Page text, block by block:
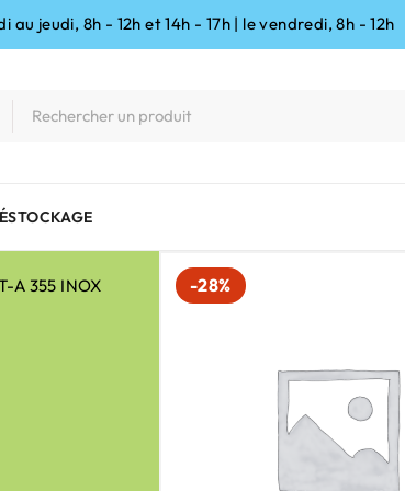
au jeudi, 8h - 12h et 14h - 17h | le vendredi, 8h - 12h
A 355 INOX -28%